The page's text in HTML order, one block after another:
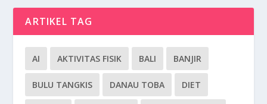
ARTIKEL TAG
AI AKTIVITAS FISIK BALI BANJIR
BULU TANGKIS DANAU TOBA DIET